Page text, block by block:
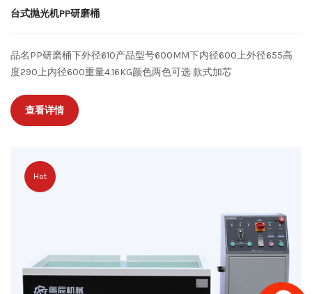
台式抛光机PP研磨桶
品名PP研磨桶下外径610产品型号600MM下内径600上外径655高
度290上内径600重量4.16KG颜色两色可选 款式加芯
查看详情
Hot